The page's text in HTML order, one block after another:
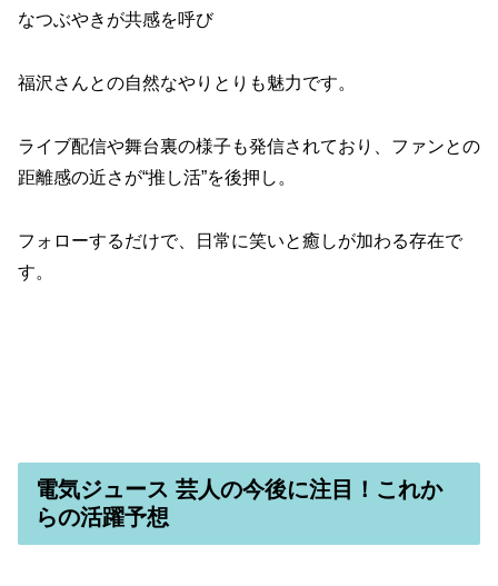
なつぶやきが共感を呼び
福沢さんとの自然なやりとりも魅力です。
ライブ配信や舞台裏の様子も発信されており、ファンとの
距離感の近さが“推し活”を後押し。
フォローするだけで、日常に笑いと癒しが加わる存在で
す。
電気ジュース 芸人の今後に注目！これか
らの活躍予想